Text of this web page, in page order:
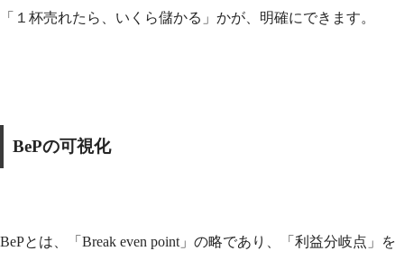
「１杯売れたら、いくら儲かる」かが、明確にできます。
BePの可視化
BePとは、「 Break even point」の略であり、「 利益分岐点 」を